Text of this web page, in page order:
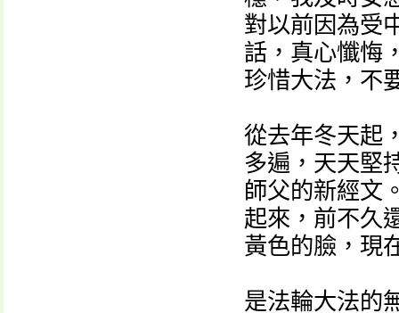
對以前因為受
話，真心懺悔
珍惜大法，不
從去年冬天起
多遍，天天堅
師父的新經文
起來，前不久
黃色的臉，現
是法輪大法的